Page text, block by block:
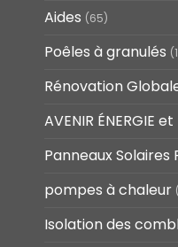
Aides (65)
Poêles à granulés
Rénovation
AVENIR ÉNERGIE
Panneaux
pompes à chaleur
Isolation des